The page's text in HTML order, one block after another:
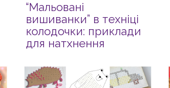
“Мальовані
вишиванки” в техніці
колодочки: приклади
для натхнення